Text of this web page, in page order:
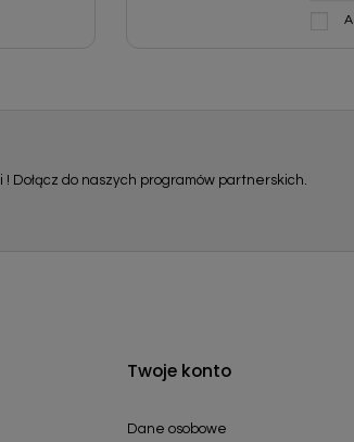
! Dołącz do naszych programów partnerskich.
Twoje konto
Dane osobowe